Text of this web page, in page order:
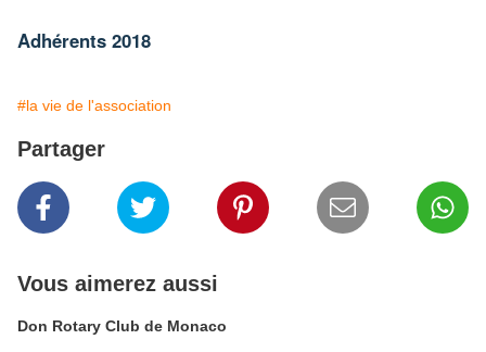
Adhérents 2018
#la vie de l'association
Partager
Vous aimerez aussi
Don Rotary Club de Monaco